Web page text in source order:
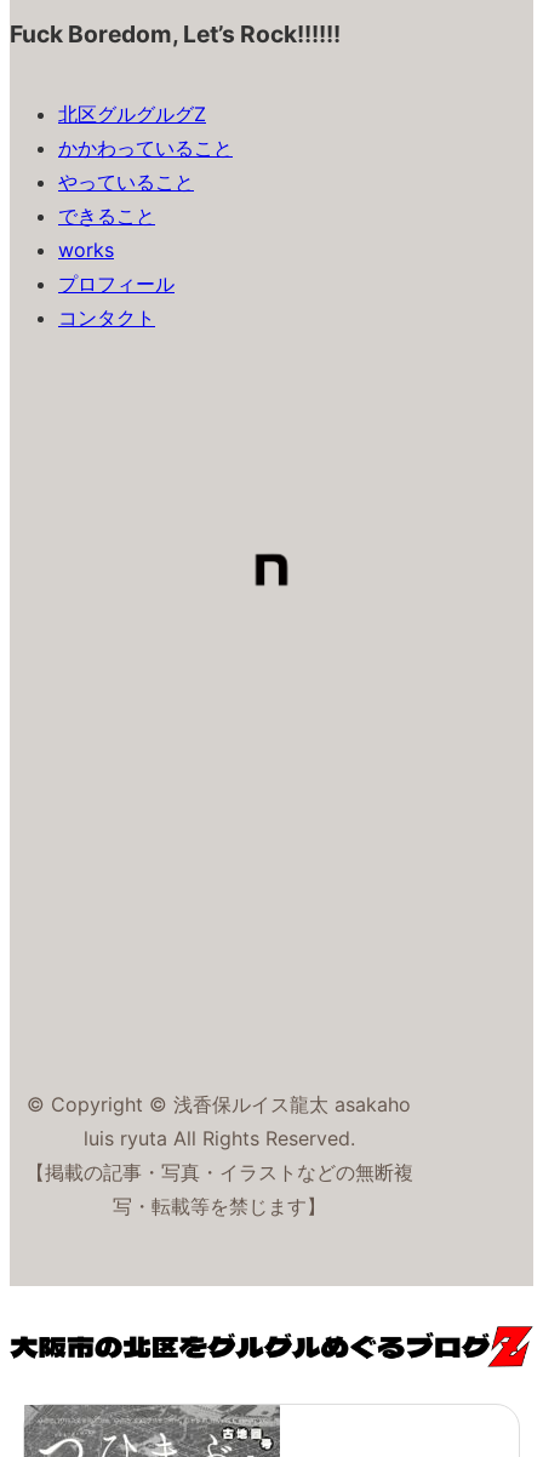
Fuck Boredom, Let’s Rock!!!!!!
北区グルグルグZ
かかわっていること
やっていること
できること
works
プロフィール
コンタクト
© Copyright © 浅香保ルイス龍太 asakaho
luis ryuta All Rights Reserved.
【掲載の記事・写真・イラストなどの無断複
写・転載等を禁じます】